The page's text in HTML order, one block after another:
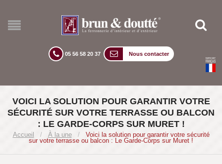
05 56 58 20 37 Nous contacter
VOICI LA SOLUTION POUR GARANTIR VOTRE
SÉCURITÉ SUR VOTRE TERRASSE OU BALCON
: LE GARDE-CORPS SUR MURET !
Accueil / À la une /
Voici la solution pour garantir votre sécurité
sur votre terrasse ou balcon : Le Garde-Corps sur Muret !